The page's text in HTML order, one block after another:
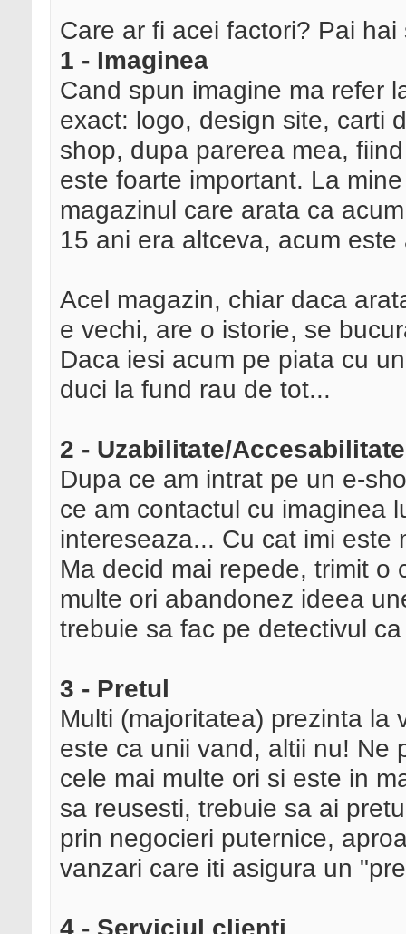
Care ar fi acei factori? Pai
1 - Imaginea
Cand spun imagine ma refer
exact: logo, design site, carti
shop, dupa parerea mea,
este foarte important. La
magazinul care arata ca
15 ani era altceva, acum este
Acel magazin, chiar daca
e vechi, are o istorie, se
Daca iesi acum pe piata cu
duci la fund rau de tot...
2 - Uzabilitate/Accesabilitate
Dupa ce am intrat pe un e-
ce am contactul cu imaginea
intereseaza... Cu cat imi este
Ma decid mai repede, trimit o
multe ori abandonez ideea
trebuie sa fac pe detectivul
3 - Pretul
Multi (majoritatea) prezinta la
este ca unii vand, altii nu! Ne
cele mai multe ori si este in
sa reusesti, trebuie sa ai
prin negocieri puternice,
vanzari care iti asigura un
4 - Serviciul clienti